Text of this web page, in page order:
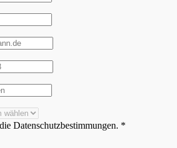
Datenschutzbestimmungen. *